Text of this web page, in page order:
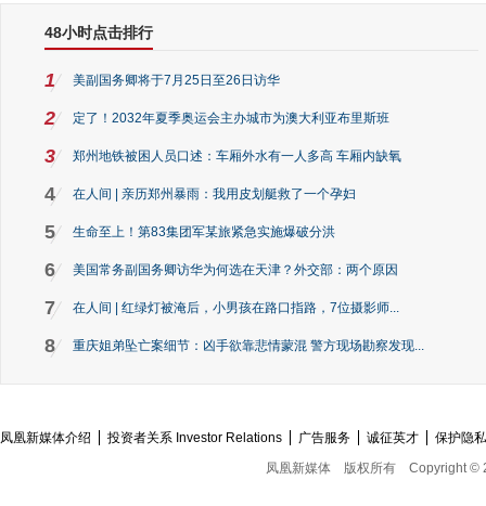
48小时点击排行
1 美副国务卿将于7月25日至26日访华
2 定了！2032年夏季奥运会主办城市为澳大利亚布里斯班
3 郑州地铁被困人员口述：车厢外水有一人多高 车厢内缺氧
4 在人间 | 亲历郑州暴雨：我用皮划艇救了一个孕妇
5 生命至上！第83集团军某旅紧急实施爆破分洪
6 美国常务副国务卿访华为何选在天津？外交部：两个原因
7 在人间 | 红绿灯被淹后，小男孩在路口指路，7位摄影师...
8 重庆姐弟坠亡案细节：凶手欲靠悲情蒙混 警方现场勘察发现...
凤凰新媒体介绍 投资者关系 Investor Relations 广告服务 诚征英才
保护隐
凤凰新媒体
版权所有 Copyright ©